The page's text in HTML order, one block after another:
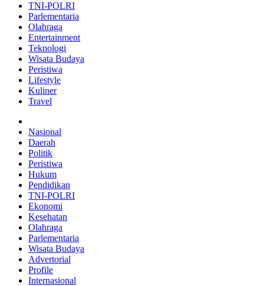
TNI-POLRI
Parlementaria
Olahraga
Entertainment
Teknologi
Wisata Budaya
Peristiwa
Lifestyle
Kuliner
Travel
Nasional
Daerah
Politik
Peristiwa
Hukum
Pendidikan
TNI-POLRI
Ekonomi
Kesehatan
Olahraga
Parlementaria
Wisata Budaya
Advertorial
Profile
Internasional